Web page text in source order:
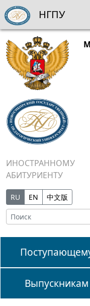
ИНОСТРАННОМУ
АБИТУРИЕНТУ
RU EN 中文版
Выпускникам
НГПУ